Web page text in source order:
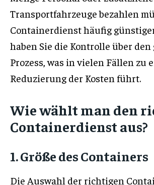
Transportfahrzeuge bezahlen
Containerdienst häufig
haben Sie die Kontrolle über den
Prozess, was in vielen Fällen zu
Reduzierung der Kosten führt.
Wie wählt man den
Containerdienst aus?
1. Größe des Containers
Die Auswahl der richtigen